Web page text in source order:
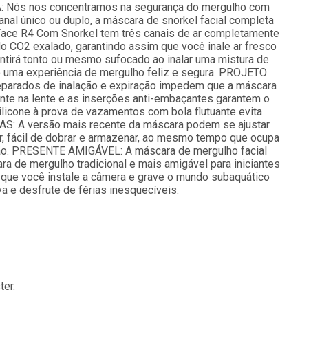
Nós nos concentramos na segurança do mergulho com
único ou duplo, a máscara de snorkel facial completa
R4 Com Snorkel tem três canais de ar completamente
CO2 exalado, garantindo assim que você inale ar fresco
tonto ou mesmo sufocado ao inalar uma mistura de
experiência de mergulho feliz e segura. PROJETO
de inalação e expiração impedem que a máscara
na lente e as inserções anti-embaçantes garantem o
à prova de vazamentos com bola flutuante evita
A versão mais recente da máscara podem se ajustar
de dobrar e armazenar, ao mesmo tempo que ocupa
AMIGÁVEL: A máscara de mergulho facial
de mergulho tradicional e mais amigável para iniciantes
você instale a câmera e grave o mundo subaquático
e desfrute de férias inesquecíveis.